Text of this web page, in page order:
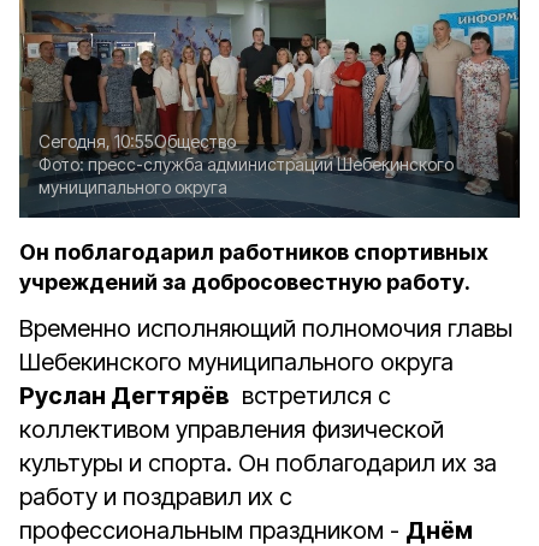
Сегодня, 10:55Общество
Фото:пресс-служба администрации Шебекинского
муниципального округа
Он поблагодарил работников спортивных
учреждений за добросовестную работу.
Временно исполняющий полномочия главы
Шебекинского муниципального округа
Руслан Дегтярёв встретился с
коллективом управления физической
культуры и спорта. Он поблагодарил их за
работу и поздравил их с
профессиональным праздником - Днём